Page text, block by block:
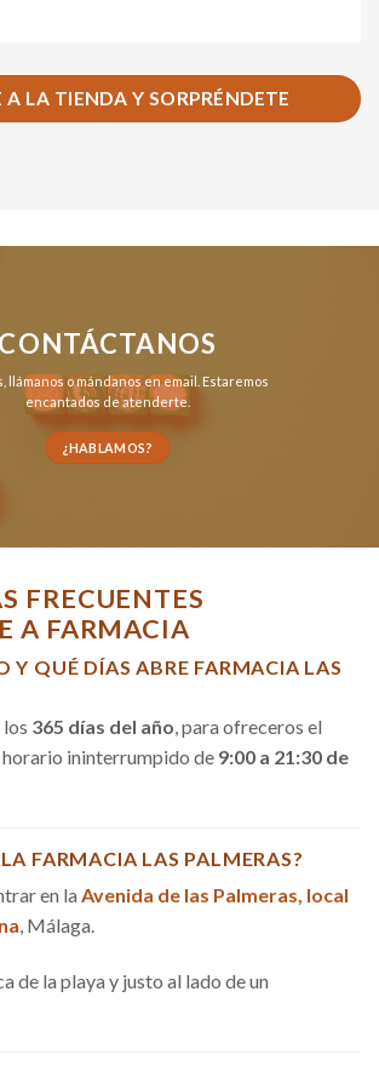
A LA TIENDA Y SORPRÉNDETE
CONTÁCTANOS
llámanosomándanos en email . Estaremos
encantados de atenderte.
¿HABLAMOS?
FRECUENTES
A FARMACIA
Y QUÉ DÍAS ABRE FARMACIA LAS
365 días del año, para ofreceros el
ininterrumpido de 9:00 a 21:30 de
FARMACIA LAS PALMERAS?
en la Avenida de las Palmeras, local
, Málaga.
de la playa y justo al lado de un